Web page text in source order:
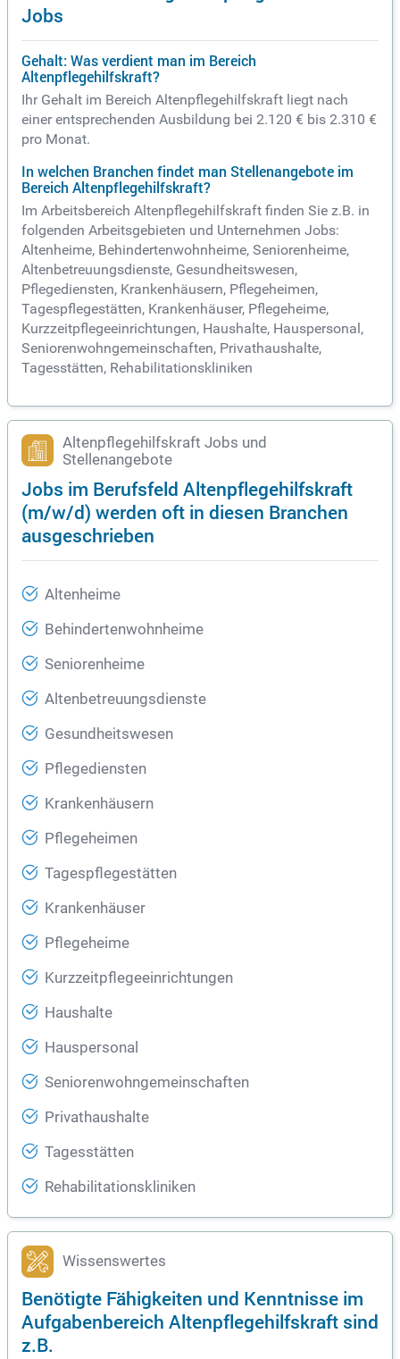
Jobs
Gehalt: Was verdient man im Bereich
Altenpflegehilfskraft?
Ihr Gehalt im Bereich Altenpflegehilfskraft liegt nach
einer entsprechenden Ausbildung bei 2.120 € bis 2.310 €
pro Monat.
In welchen Branchen findet man Stellenangebote im
Bereich Altenpflegehilfskraft?
Im Arbeitsbereich Altenpflegehilfskraft finden Sie z.B. in
folgenden Arbeitsgebieten und Unternehmen Jobs:
Altenheime, Behindertenwohnheime, Seniorenheime,
Altenbetreuungsdienste, Gesundheitswesen,
Pflegediensten, Krankenhäusern, Pflegeheimen,
Tagespflegestätten, Krankenhäuser, Pflegeheime,
Kurzzeitpflegeeinrichtungen, Haushalte, Hauspersonal,
Seniorenwohngemeinschaften, Privathaushalte,
Tagesstätten, Rehabilitationskliniken
Altenpflegehilfskraft Jobs und
Stellenangebote
Jobs im Berufsfeld Altenpflegehilfskraft
(m/w/d) werden oft in diesen Branchen
ausgeschrieben
Altenheime
Behindertenwohnheime
Seniorenheime
Altenbetreuungsdienste
Gesundheitswesen
Pflegediensten
Krankenhäusern
Pflegeheimen
Tagespflegestätten
Krankenhäuser
Pflegeheime
Kurzzeitpflegeeinrichtungen
Haushalte
Hauspersonal
Seniorenwohngemeinschaften
Privathaushalte
Tagesstätten
Rehabilitationskliniken
Wissenswertes
Benötigte Fähigkeiten und Kenntnisse im
Aufgabenbereich Altenpflegehilfskraft sind
z.B.